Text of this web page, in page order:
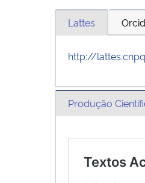
Lattes Orcid
http://
Produção